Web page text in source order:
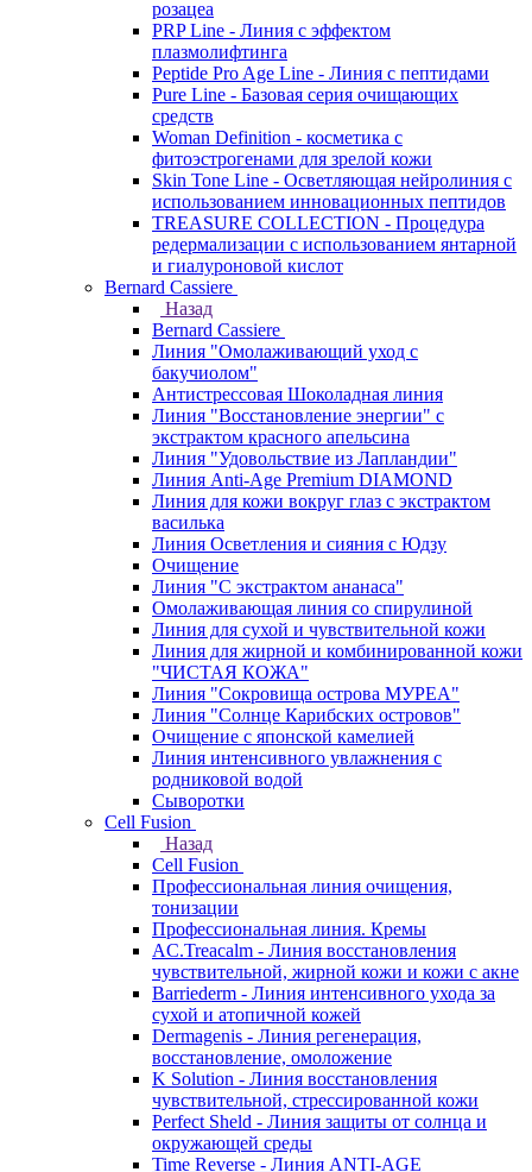
розацеа
PRP Line - Линия с эффектом
плазмолифтинга
Peptide Pro Age Line - Линия с пептидами
Pure Line - Базовая серия очищающих
средств
Woman Definition - косметика с
фитоэстрогенами для зрелой кожи
Skin Tone Line - Осветляющая нейролиния с
использованием инновационных пептидов
TREASURE COLLECTION - Процедура
редермализации с использованием янтарной
и гиалуроновой кислот
Bernard Cassiere
Назад
Bernard Cassiere
Линия "Омолаживающий уход с
бакучиолом"
Антистрессовая Шоколадная линия
Линия "Восстановление энергии" с
экстрактом красного апельсина
Линия "Удовольствие из Лапландии"
Линия Anti-Age Premium DIAMOND
Линия для кожи вокруг глаз с экстрактом
василька
Линия Осветления и сияния с Юдзу
Очищение
Линия "С экстрактом ананаса"
Омолаживающая линия со спирулиной
Линия для сухой и чувствительной кожи
Линия для жирной и комбинированной кожи
"ЧИСТАЯ КОЖА"
Линия "Сокровища острова МУРЕА"
Линия "Солнце Карибских островов"
Очищение с японской камелией
Линия интенсивного увлажнения с
родниковой водой
Сыворотки
Cell Fusion
Назад
Cell Fusion
Профессиональная линия очищения,
тонизации
Профессиональная линия. Кремы
AC.Treacalm - Линия восстановления
чувствительной, жирной кожи и кожи с акне
Barriederm - Линия интенсивного ухода за
сухой и атопичной кожей
Dermagenis - Линия регенерация,
восстановление, омоложение
K Solution - Линия восстановления
чувствительной, стрессированной кожи
Perfect Sheld - Линия защиты от солнца и
окружающей среды
Time Reverse - Линия ANTI-AGE